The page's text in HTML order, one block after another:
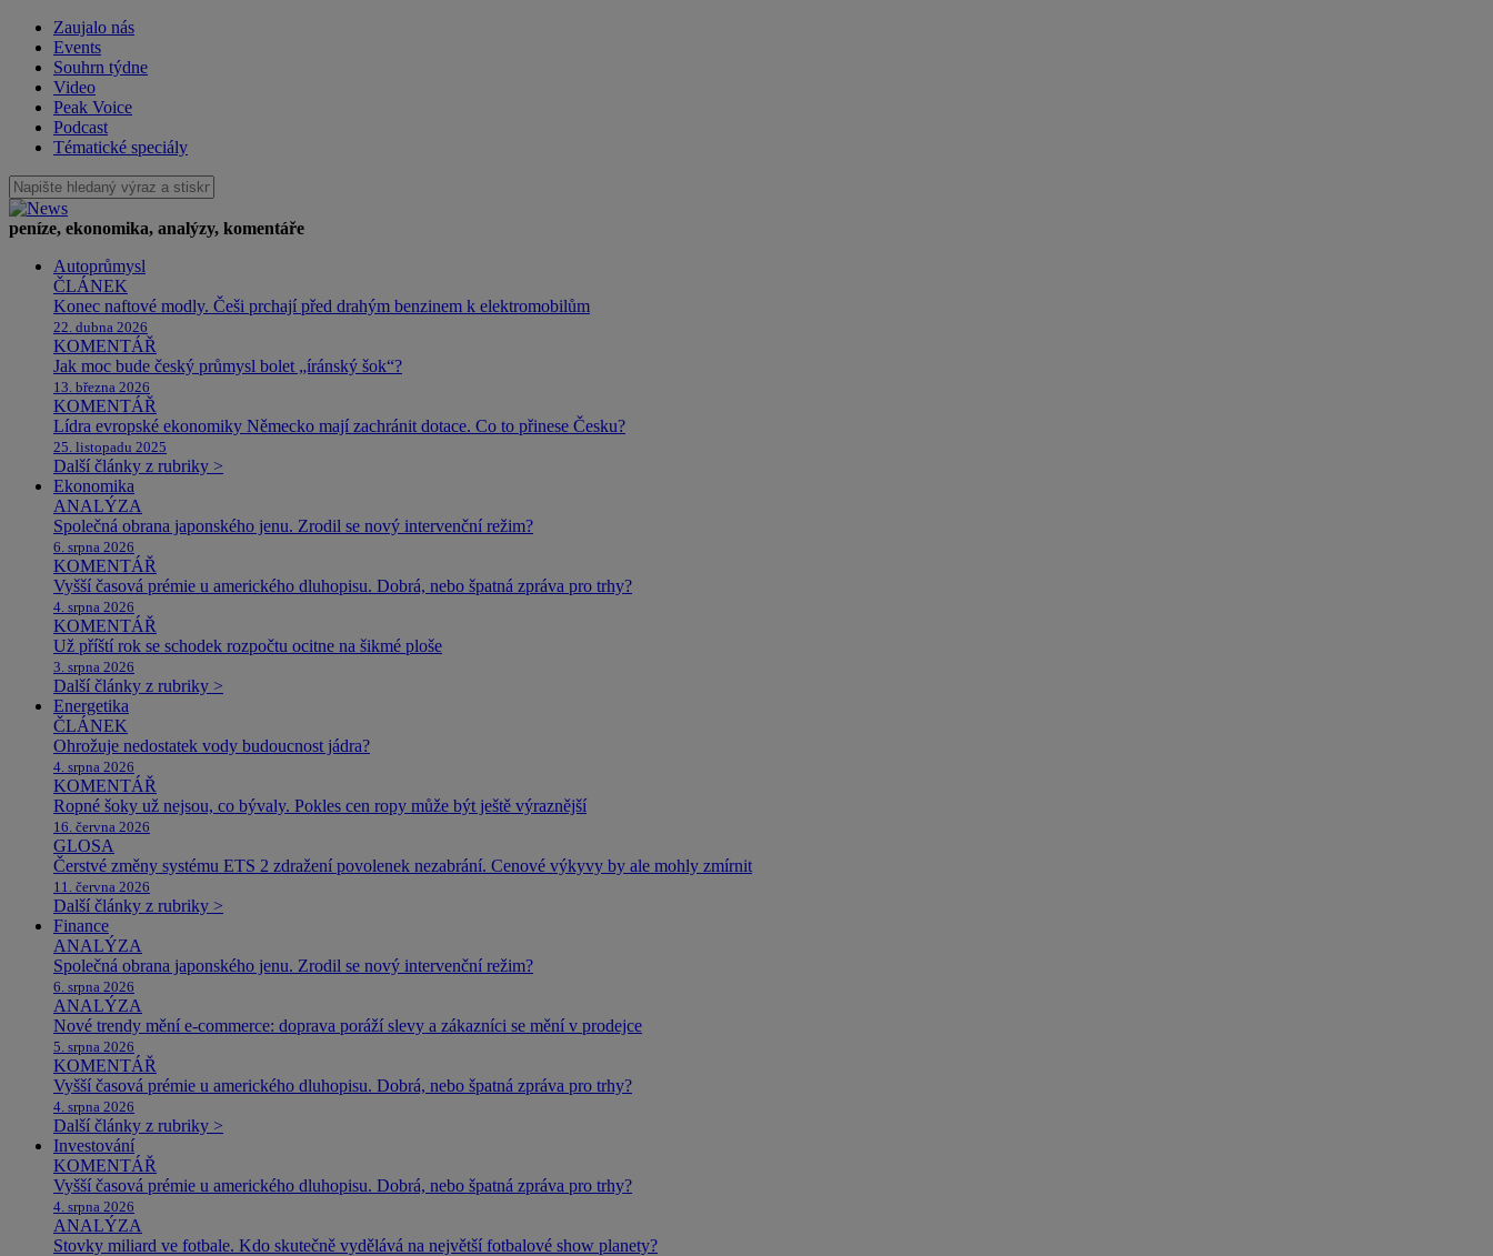
Zaujalo nás
Events
Souhrn týdne
Video
Peak Voice
Podcast
Tématické speciály
peníze, ekonomika, analýzy, komentáře
Autoprůmysl
ČLÁNEK
Konec naftové modly. Češi prchají před drahým benzinem k elektromobilům
22. dubna 2026
KOMENTÁŘ
Jak moc bude český průmysl bolet „íránský šok“?
13. března 2026
KOMENTÁŘ
Lídra evropské ekonomiky Německo mají zachránit dotace. Co to přinese Česku?
25. listopadu 2025
Další články z rubriky >
Ekonomika
ANALÝZA
Společná obrana japonského jenu. Zrodil se nový intervenční režim?
6. srpna 2026
KOMENTÁŘ
Vyšší časová prémie u amerického dluhopisu. Dobrá, nebo špatná zpráva pro trhy?
4. srpna 2026
KOMENTÁŘ
Už příští rok se schodek rozpočtu ocitne na šikmé ploše
3. srpna 2026
Další články z rubriky >
Energetika
ČLÁNEK
Ohrožuje nedostatek vody budoucnost jádra?
4. srpna 2026
KOMENTÁŘ
Ropné šoky už nejsou, co bývaly. Pokles cen ropy může být ještě výraznější
16. června 2026
GLOSA
Čerstvé změny systému ETS 2 zdražení povolenek nezabrání. Cenové výkyvy by ale mohly zmírnit
11. června 2026
Další články z rubriky >
Finance
ANALÝZA
Společná obrana japonského jenu. Zrodil se nový intervenční režim?
6. srpna 2026
ANALÝZA
Nové trendy mění e-commerce: doprava poráží slevy a zákazníci se mění v prodejce
5. srpna 2026
KOMENTÁŘ
Vyšší časová prémie u amerického dluhopisu. Dobrá, nebo špatná zpráva pro trhy?
4. srpna 2026
Další články z rubriky >
Investování
KOMENTÁŘ
Vyšší časová prémie u amerického dluhopisu. Dobrá, nebo špatná zpráva pro trhy?
4. srpna 2026
ANALÝZA
Stovky miliard ve fotbale. Kdo skutečně vydělává na největší fotbalové show planety?